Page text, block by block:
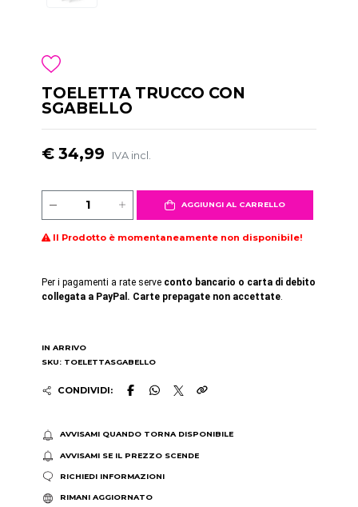
TOELETTA TRUCCO CON
SGABELLO
€ 34,99 IVA incl.
AGGIUNGI AL CARRELLO
Il Prodotto è momentaneamente non disponibile!
Per i pagamenti a rate serve conto bancario o carta di debito
collegata a PayPal. Carte prepagate non accettate.
IN ARRIVO
SKU: TOELETTASGABELLO
CONDIVIDI:
AVVISAMI QUANDO TORNA DISPONIBILE
AVVISAMI SE IL PREZZO SCENDE
RICHIEDI INFORMAZIONI
RIMANI AGGIORNATO